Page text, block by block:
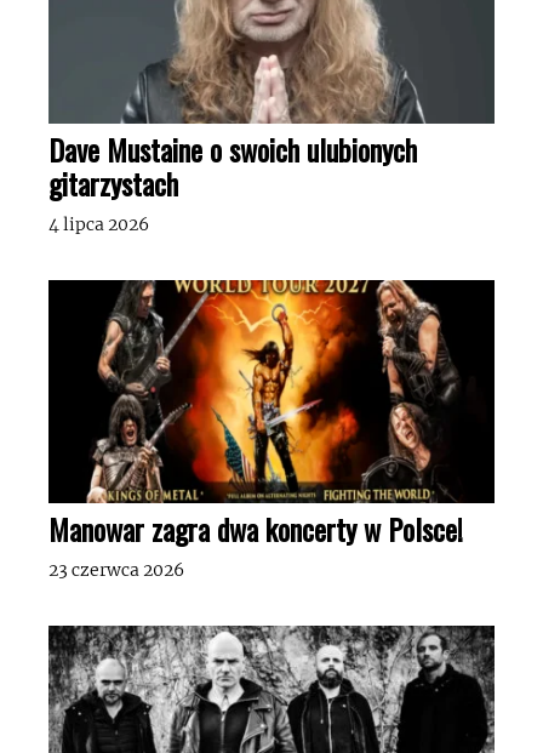
Dave Mustaine o swoich ulubionych
gitarzystach
4 lipca 2026
Manowar zagra dwa koncerty w Polsce!
23 czerwca 2026